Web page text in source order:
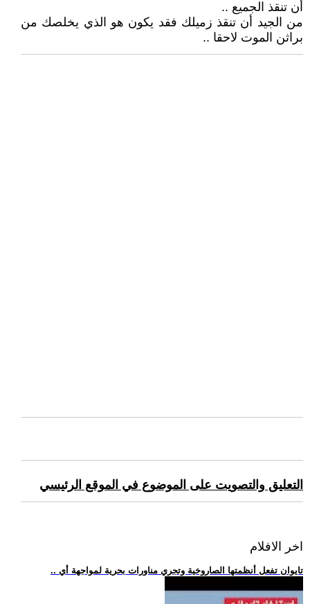
أن تنقذ الجميع ..
من الجيد أن تنقذ زميلك فقد يكون هو الذي يخلصك من
براثن الموت لاحقا ..
التعليق والتصويت على الموضوع في الموقع الرئيسي
اخر الافلام
.. تايوان تفعل أنظمتها الصاروخية وتجري مناورات بحرية لمواجهة أي